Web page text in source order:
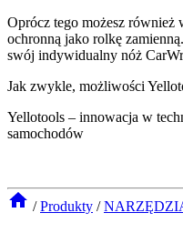
Oprócz tego możesz
ochronną jako rolkę
swój indywidualny nóż
Jak zwykle, możliwości
Yellotools – innowacja w
samochodów
/ Produkty /